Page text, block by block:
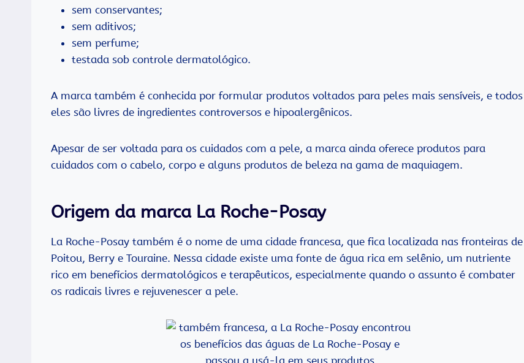
sem conservantes;
sem aditivos;
sem perfume;
testada sob controle dermatológico.
A marca também é conhecida por formular produtos voltados para peles mais sensíveis, e todos
eles são livres de ingredientes controversos e hipoalergênicos.
Apesar de ser voltada para os cuidados com a pele, a marca ainda oferece produtos para
cuidados com o cabelo, corpo e alguns produtos de beleza na gama de maquiagem.
Origem da marca La Roche-Posay
La Roche-Posay também é o nome de uma cidade francesa, que fica localizada nas fronteiras de
Poitou, Berry e Touraine. Nessa cidade existe uma fonte de água rica em selênio, um nutriente
rico em benefícios dermatológicos e terapêuticos, especialmente quando o assunto é combater
os radicais livres e rejuvenescer a pele.